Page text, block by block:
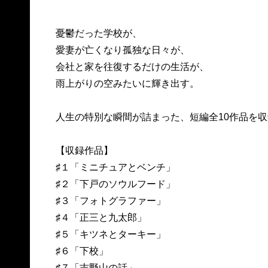
憂鬱だった学校が、
愛妻が亡くなり孤独な日々が、
会社と家を往復するだけの生活が、
雨上がりの空みたいに輝き出す。
人生の特別な瞬間が詰まった、短編全10作品を
【収録作品】
♯１「ミニチュアとベンチ」
♯２「下戸のソウルフード」
♯３「フォトグラファー」
♯４「正三と九太郎」
♯５「キツネとターキー」
♯６「下校」